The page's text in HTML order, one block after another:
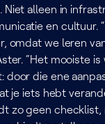
alleen in
en cultuur.
omdat we leren
“Het mooiste is
door die ene
je iets hebt
zo geen checklist,